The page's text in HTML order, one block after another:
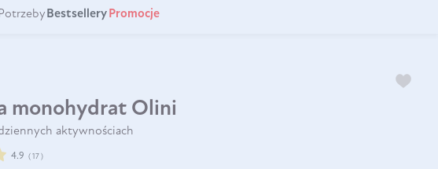
Potrzeby Bestsellery Promocje
monohydrat Olini
aktywnościach
4.9 (17)